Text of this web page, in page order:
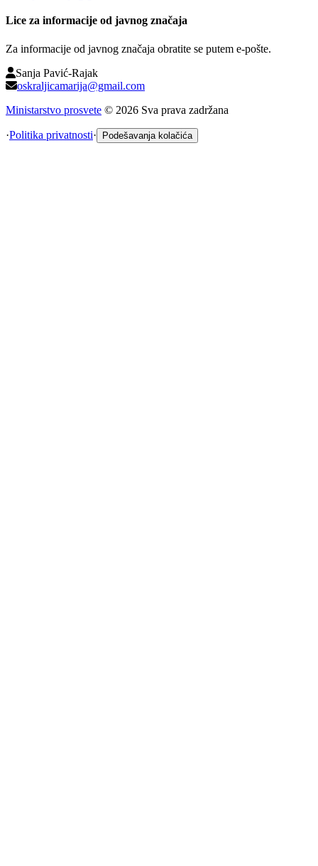
Lice za informacije od javnog značaja
Za informacije od javnog značaja obratite se putem e-pošte.
Sanja Pavić-Rajak
oskraljicamarija@gmail.com
Ministarstvo prosvete © 2026 Sva prava zadržana
·Politika privatnosti· Podešavanja kolačića